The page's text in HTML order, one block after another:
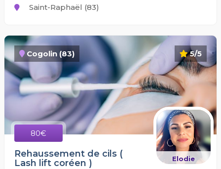
Saint-Raphaël (83)
5/5
Cogolin (83)
80€
Elodie
Rehaussement de cils (
Lash lift coréen )